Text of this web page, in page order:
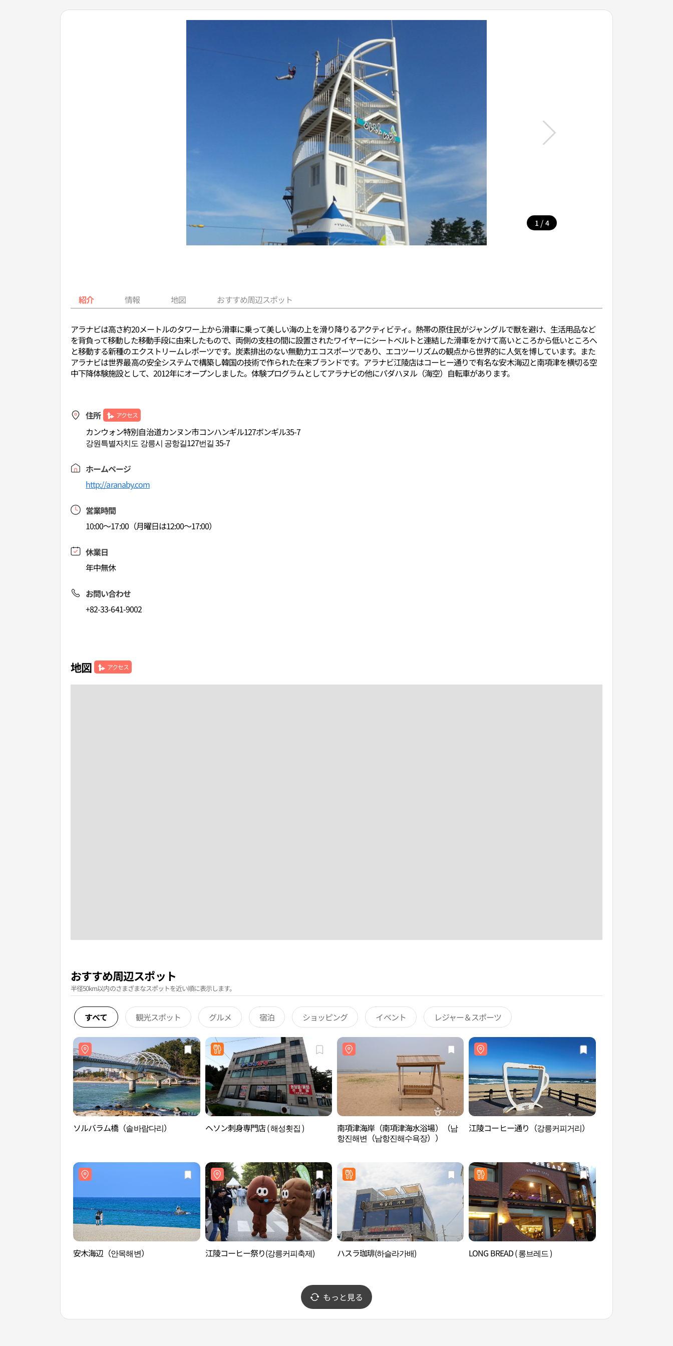
1 / 4
紹介 情報 地図 おすすめ周辺スポット
アラナビは高さ約20メートルのタワー上から滑車に乗って美しい海の上を滑り降りるアクティビティ。熱帯の原住民がジャングルで獣を避け、生活用品など
を背負って移動した移動手段に由来したもので、両側の支柱の間に設置されたワイヤーにシートベルトと連結した滑車をかけて高いところから低いところへ
と移動する新種のエクストリームレポーツです。炭素排出のない無動力エコスポーツであり、エコツーリズムの観点から世界的に人気を博しています。また
アラナビは世界最高の安全システムで構築し韓国の技術で作られた在来ブランドです。アラナビ江陵店はコーヒー通りで有名な安木海辺と南項津を横切る空
中下降体験施設として、2012年にオープンしました。体験プログラムとしてアラナビの他にパダハヌル（海空）自転車があります。
住所 アクセス
カンウォン特別自治道カンヌン市コンハンギル127ボンギル35-7
강원특별자치도 강릉시 공항길127번길 35-7
ホームページ
http://aranaby.com
営業時間
10:00～17:00（月曜日は12:00～17:00）
休業日
年中無休
お問い合わせ
+82-33-641-9002
地図 アクセス
おすすめ周辺スポット
半径50km以内のさまざまなスポットを近い順に表示します。
すべて 観光スポット グルメ 宿泊 ショッピング イベント レジャー＆スポーツ
ソルバラム橋（솔바람다리） ヘソン刺身専門店 ( 해성횟집 )
南項津海岸（南項津海水浴場）（남
항진해변（남항진해수욕장））
江陵コーヒー通り（강릉커피거리）
安木海辺（안목해변） 江陵コーヒー祭り(강릉커피축제) ハスラ珈琲(하슬라가배) LONG BREAD ( 롱브레드 )
もっと見る